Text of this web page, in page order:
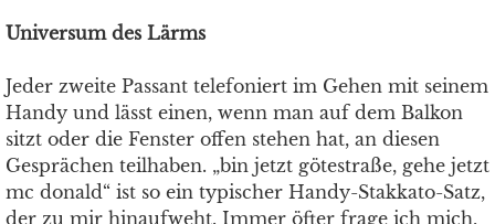
Universum des Lärms
Jeder zweite Passant telefoniert im Gehen mit seinem
Handy und lässt einen, wenn man auf dem Balkon
sitzt oder die Fenster offen stehen hat, an diesen
Gesprächen teilhaben. „bin jetzt götestraße, gehe jetzt
mc donald“ ist so ein typischer Handy-Stakkato-Satz,
der zu mir hinaufweht. Immer öfter frage ich mich,